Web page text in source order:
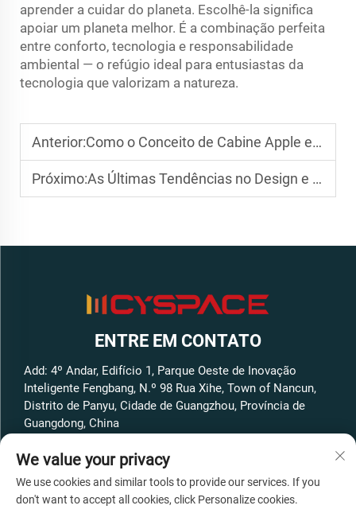
aprender a cuidar do planeta. Escolhê-la significa
apoiar um planeta melhor. É a combinação perfeita
entre conforto, tecnologia e responsabilidade
ambiental — o refúgio ideal para entusiastas da
tecnologia que valorizam a natureza.
Anterior:Como o Conceito de Cabine Apple está Redefinindo a Vida Sustentável
Próximo:As Últimas Tendências no Design e na Tecnologia de Cabines Apple
ENTRE EM CONTATO
Add: 4º Andar, Edifício 1, Parque Oeste de Inovação
Inteligente Fengbang, N.º 98 Rua Xihe, Town of Nancun,
Distrito de Panyu, Cidade de Guangzhou, Província de
Guangdong, China
[email protected]
We value your privacy
We use cookies and similar tools to provide our services. If you
don't want to accept all cookies, click Personalize cookies.